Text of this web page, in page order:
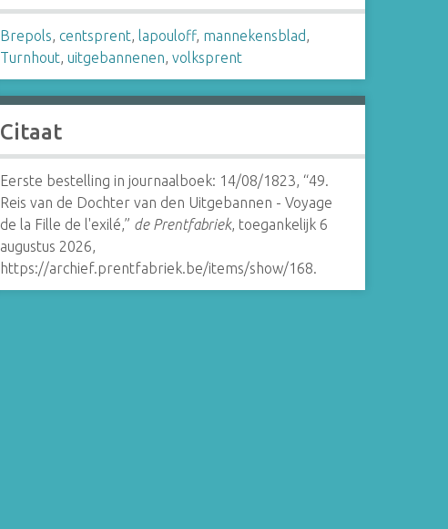
Brepols, centsprent, lapouloff, mannekensblad,
Turnhout, uitgebannenen, volksprent
Citaat
Eerste bestelling in journaalboek: 14/08/1823, “49.
Reis van de Dochter van den Uitgebannen - Voyage
de la Fille de l'exilé,” de Prentfabriek, toegankelijk 6
augustus 2026,
https://archief.prentfabriek.be/items/show/168.